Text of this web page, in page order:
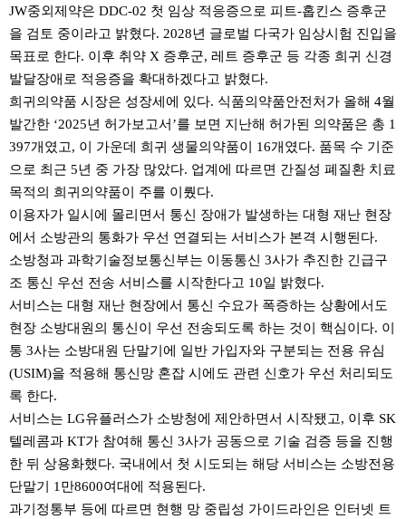
JW중외제약은 DDC-02 첫 임상 적응증으로 피트-홉킨스 증후군
을 검토 중이라고 밝혔다. 2028년 글로벌 다국가 임상시험 진입을
목표로 한다. 이후 취약 X 증후군, 레트 증후군 등 각종 희귀 신경
발달장애로 적응증을 확대하겠다고 밝혔다.
희귀의약품 시장은 성장세에 있다. 식품의약품안전처가 올해 4월
발간한 ‘2025년 허가보고서’를 보면 지난해 허가된 의약품은 총 1
397개였고, 이 가운데 희귀 생물의약품이 16개였다. 품목 수 기준
으로 최근 5년 중 가장 많았다. 업계에 따르면 간질성 폐질환 치료
목적의 희귀의약품이 주를 이뤘다.
이용자가 일시에 몰리면서 통신 장애가 발생하는 대형 재난 현장
에서 소방관의 통화가 우선 연결되는 서비스가 본격 시행된다.
소방청과 과학기술정보통신부는 이동통신 3사가 추진한 긴급구
조 통신 우선 전송 서비스를 시작한다고 10일 밝혔다.
서비스는 대형 재난 현장에서 통신 수요가 폭증하는 상황에서도
현장 소방대원의 통신이 우선 전송되도록 하는 것이 핵심이다. 이
통 3사는 소방대원 단말기에 일반 가입자와 구분되는 전용 유심
(USIM)을 적용해 통신망 혼잡 시에도 관련 신호가 우선 처리되도
록 한다.
서비스는 LG유플러스가 소방청에 제안하면서 시작됐고, 이후 SK
텔레콤과 KT가 참여해 통신 3사가 공동으로 기술 검증 등을 진행
한 뒤 상용화했다. 국내에서 첫 시도되는 해당 서비스는 소방전용
단말기 1만8600여대에 적용된다.
과기정통부 등에 따르면 현행 망 중립성 가이드라인은 인터넷 트